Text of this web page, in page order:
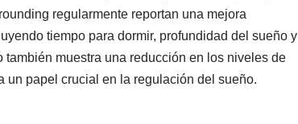
regularmente reportan una mejora
tiempo para dormir, profundidad del sueño y
muestra una reducción en los niveles de
un papel crucial en la regulación del sueño.